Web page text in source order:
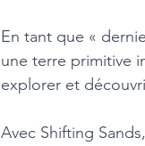
En tant que «
une terre primitive
explorer et
Avec Shifting